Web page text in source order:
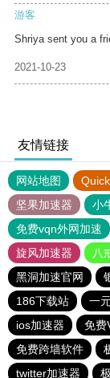
游客
Shriya sent you a
2021-10-23
友情链接
网站地图
坚果加速器
小
免费vqn外网加速
旋风加速器
八
黑洞加速官网
186下载站
一
ios加速器
免费
免费跨墙软件
twitter加速器